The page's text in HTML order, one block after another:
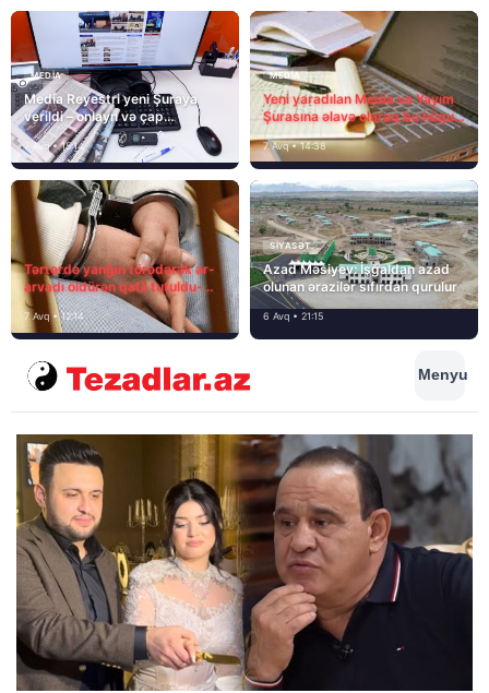
MEDİA
Media Reyestri yeni Şuraya
verildi – onlayn və çap
mediasını nə gözləyir?
7 Avq • 15:14
MEDİA
Yeni yaradılan Media və Yayım
Şurasına əlavə olaraq bu hüquq
və vəzifələr də verilib
7 Avq • 14:38
Tərtərdə yanğın törədərək ər-
arvadı öldürən qatil tutuldu-
SON DƏQİQƏ
7 Avq • 12:14
SIYASƏT
Azad Məsiyev: İşğaldan azad
olunan ərazilər sıfırdan qurulur
6 Avq • 21:15
Menyu